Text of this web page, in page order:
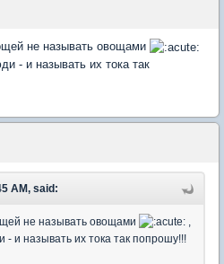
не называть овощами
- и называть их тока так
AM, said:
не называть овощами
,
- и называть их тока так попрошу!!!